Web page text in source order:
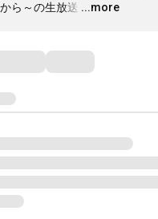
ら～の生放送 …
...more